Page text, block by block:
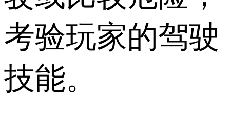
考验玩家的驾驶
技能。